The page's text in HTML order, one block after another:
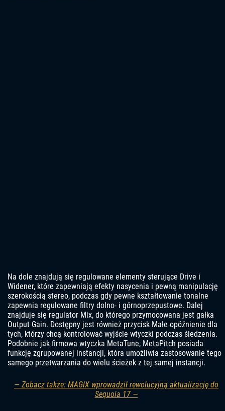
Na dole znajdują się regulowane elementy sterujące Drive i
Widener, które zapewniają efekty nasycenia i pewną manipulację
szerokością stereo, podczas gdy pewne kształtowanie tonalne
zapewnia regulowane filtry dolno- i górnoprzepustowe. Dalej
znajduje się regulator Mix, do którego przymocowana jest gałka
Output Gain. Dostępny jest również przycisk Małe opóźnienie dla
tych, którzy chcą kontrolować wyjście wtyczki podczas śledzenia.
Podobnie jak firmowa wtyczka MetaTune, MetaPitch posiada
funkcję zgrupowanej instancji, która umożliwia zastosowanie tego
samego przetwarzania do wielu ścieżek z tej samej instancji.
— Zobacz także: MAGIX wprowadził rewolucyjną aktualizację do
Sequoia 17 —